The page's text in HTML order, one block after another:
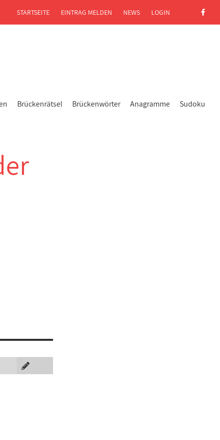
Brückenrätsel Brückenwörter Anagramme Sudoku
STARTSEITE EINTRAG MELDEN NEWS LOGIN